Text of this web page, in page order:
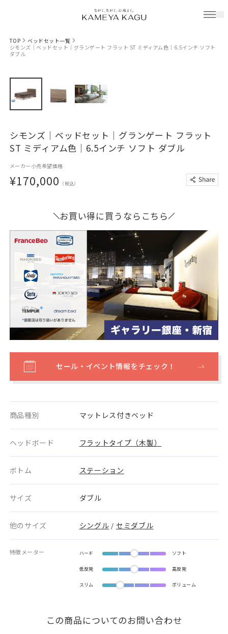
TOP
ベッドセット一覧
シモンズ｜ベッドセット｜グランゲート フラット ST ミディアム色｜6.5インチ ソフト
ダブル
シモンズ｜ベッドセット｜グランゲート フラット
ST ミディアム色｜6.5インチ ソフト ダブル
メーカー小売希望価格
¥170,000 （税込）
お買い得に買うならこちら
セール・イベント情報をチェック！
商品種別 マットレス付きベッド
ヘッドボード フラットタイプ（木製）
ボトム ステーション
サイズ ダブル
他のサイズ シングル / セミダブル
特徴メーター ハード ソフト
低反発 高反発
スリム ボリューム
この商品についてのお問い合わせ